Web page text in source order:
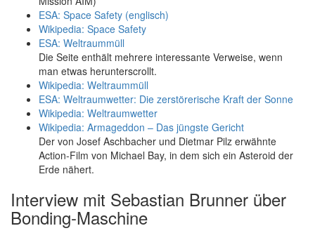
ESA: Space Safety (englisch)
Wikipedia: Space Safety
ESA: Weltraummüll
Die Seite enthält mehrere interessante Verweise, wenn
man etwas herunterscrollt.
Wikipedia: Weltraummüll
ESA: Weltraumwetter: Die zerstörerische Kraft der Sonne
Wikipedia: Weltraumwetter
Wikipedia: Armageddon – Das jüngste Gericht
Der von Josef Aschbacher und Dietmar Pilz erwähnte
Action-Film von Michael Bay, in dem sich ein Asteroid der
Erde nähert.
Interview mit Sebastian Brunner über
Bonding-Maschine